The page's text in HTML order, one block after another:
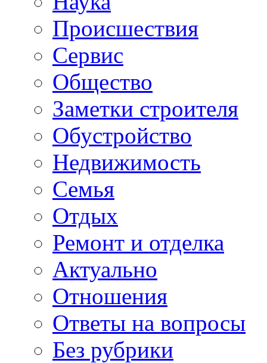
Происшествия
Сервис
Общество
Заметки строителя
Обустройство
Недвижимость
Семья
Отдых
Ремонт и отделка
Актуально
Отношения
Ответы на вопросы
Без рубрики